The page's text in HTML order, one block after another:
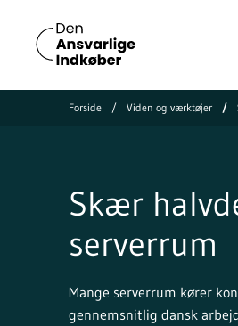
Forside Viden og værktøjer
Skær
serverrum
Mange serverrum kører
gennemsnitlig dansk